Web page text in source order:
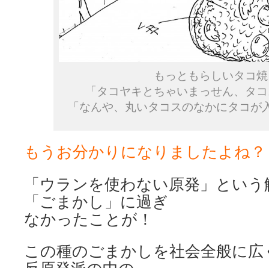
もっともらしいタコ
「タコヤキとちゃいまっせん、タ
「なんや、丸いタコスのなかにタコ
もうお分かりになりましたよね？
「ウランを使わない原発」とい
「ごまかし」に過ぎ
なかったことが！
この種のごまかしを社会全般に